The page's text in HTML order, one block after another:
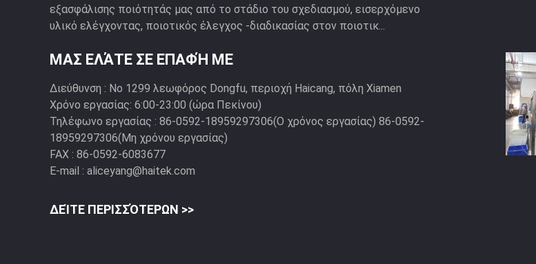
εξασφάλισης ποιότητάς μας από το στάδιο του σχεδιασμού, εισερχόμενο
υλικό ελέγχοντας, ποιοτικός έλεγχος -διαδικασίας στον ποιοτικ...
ΜΑΣ ΕΛΆΤΕ ΣΕ ΕΠΑΦΉ ΜΕ
Διεύθυνση : Νο 1299 λεωφόρος Dongfu, περιοχή Haicang, πόλη Xiamen
Χρόνο εργασίας: 6:00-23:00 (ώρα Πεκίνου)
Τηλέφωνο εργασίας : 86-0592-18959297306(Ο χρόνος εργασίας) 86-0592-
18959297306(Μη χρόνου εργασίας)
FAX : 86-0592-6083677
E-mail : aliceyang@haitek.com
ΔΕΊΤΕ ΠΕΡΙΣΣΌΤΕΡΩΝ >>